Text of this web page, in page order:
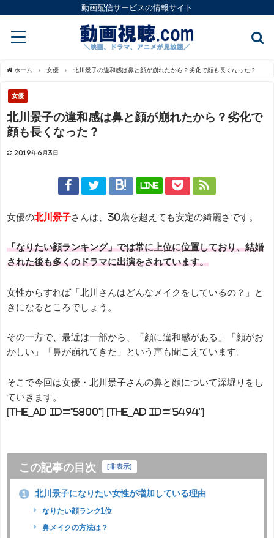
動画配信サービスの情報サイト
ホーム 女優 北川景子の違和感は鼻と顔が崩れたから？劣化で顔も長くなった？
女優
北川景子の違和感は鼻と顔が崩れたから？劣化で
顔も長くなった？
2019年6月3日
LINE
女優の北川景子さんは、30歳を超えても安定の綺麗さです。
「なりたい顔ランキング」では常に上位に位置しており、結婚
された後も多くのドラマに出演をされています。
女性からすれば「北川さんはどんなメイクをしているの？」と
きになるところでしょう。
その一方で、最近は一部から、「顔に違和感がある」「顔がお
かしい」「鼻が崩れてきた」という声も聞こえています。
そこで今回は女優・北川景子さんの鼻と顔について深堀りをし
ていきます。
[the_ad id="5800"] [the_ad id="5494"]
この記事の目次 [非表示]
1 北川景子になりたい女性が増加している理由
なりたい顔ランク1位
鼻メイクの方法は？